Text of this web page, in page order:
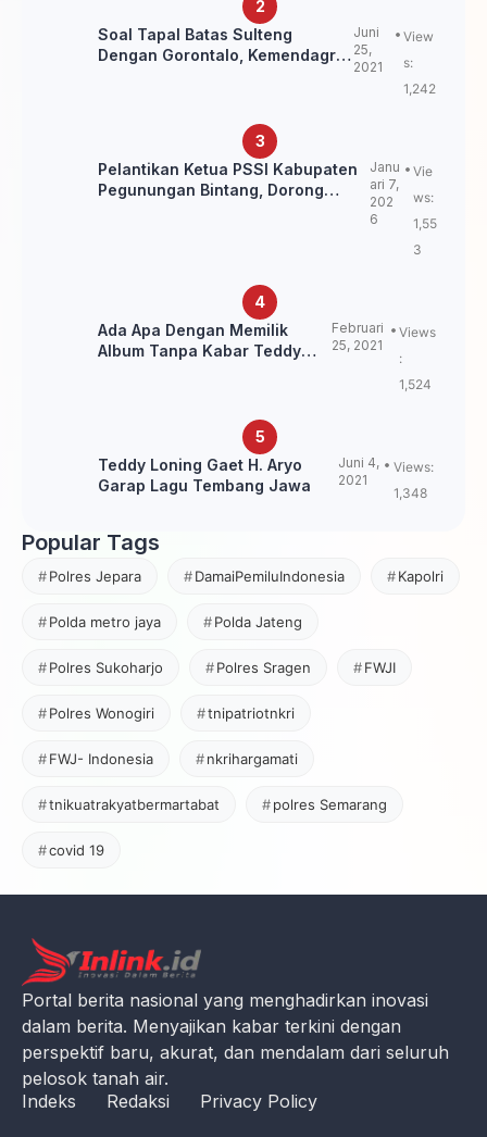
Soal Tapal Batas Sulteng
Dengan Gorontalo, Kemendagri:
Juni
25,
2021
View
s:
1,242
Pelantikan Ketua PSSI Kabupaten
Pegunungan Bintang, Dorong
Janu
ari 7,
202
6
Vie
ws:
1,55
3
Ada Apa Dengan Memilik
Album Tanpa Kabar Teddy
Februari
25, 2021
Views
:
1,524
Teddy Loning Gaet H. Aryo
Garap Lagu Tembang Jawa
Juni 4,
2021
Views:
1,348
Popular Tags
Polres Jepara DamaiPemiluIndonesia Kapolri
Polda metro jaya Polda Jateng
Polres Sukoharjo Polres Sragen FWJI
Polres Wonogiri tnipatriotnkri
FWJ- Indonesia nkrihargamati
tnikuatrakyatbermartabat polres Semarang
covid 19
Portal berita nasional yang menghadirkan inovasi
dalam berita. Menyajikan kabar terkini dengan
perspektif baru, akurat, dan mendalam dari seluruh
pelosok tanah air.
Indeks
Redaksi Privacy Policy